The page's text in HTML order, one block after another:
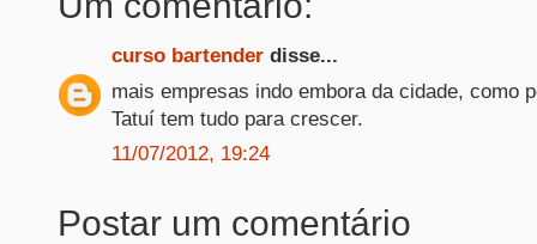
curso bartender disse...
mais empresas indo embora da cidade, como
Tatuí tem tudo para crescer.
11/07/2012, 19:24
Postar um comentário